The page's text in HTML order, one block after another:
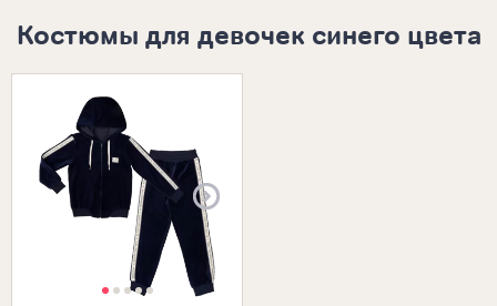
Костюмы для девочек синего цвета